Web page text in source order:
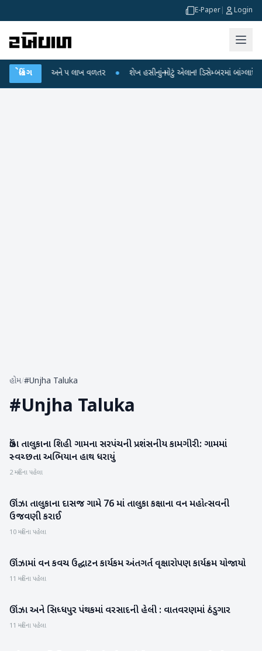
E-Paper Login
બ્રેકિંગ
સખત કેદ અને ૫ લાખ વળતર ● શેખ હસીનાનું મોટું એલાન! ડિસેમ્બરમાં બાંગ્લાદેશ
હોમ/#Unjha Taluka
#Unjha Taluka
મહેસાણા
ઉંઝા તાલુકાના શિહી ગામના સરપંચની પ્રશંસનીય કામગીરી: ગામમાં
સ્વચ્છતા અભિયાન હાથ ધરાયું
2 મહિના પહેલા
મહેસાણા
ઊંઝા તાલુકાના દાસજ ગામે 76 માં તાલુકા કક્ષાના વન મહોત્સવની
ઉજવણી કરાઈ
10 મહિના પહેલા
મહેસાણા
ઊંઝામાં વન કવચ ઉદ્ઘાટન કાર્યકમ અંતગર્ત વૃક્ષારોપણ કાર્યક્રમ યોજાયો
11 મહિના પહેલા
મહેસાણા
ઊંઝા અને સિધ્ધપુર પંથકમાં વરસાદની હેલી : વાતવરણમાં ઠંડુગાર
11 મહિના પહેલા